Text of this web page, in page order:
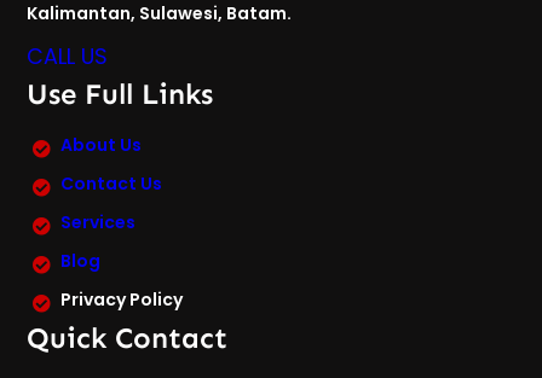
Kalimantan, Sulawesi, Batam.
CALL US
Use Full Links
About Us
Contact Us
Services
Blog
Privacy Policy
Quick Contact